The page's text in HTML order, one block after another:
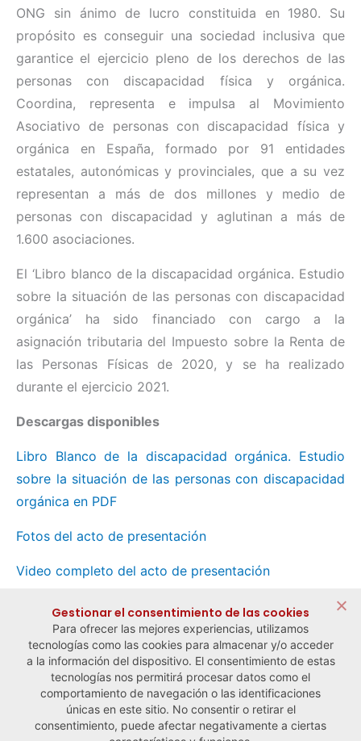
ONG sin ánimo de lucro constituida en 1980. Su
propósito es conseguir una sociedad inclusiva que
garantice el ejercicio pleno de los derechos de las
personas con discapacidad física y orgánica.
Coordina, representa e impulsa al Movimiento
Asociativo de personas con discapacidad física y
orgánica en España, formado por 91 entidades
estatales, autonómicas y provinciales, que a su vez
representan a más de dos millones y medio de
personas con discapacidad y aglutinan a más de
1.600 asociaciones.
El ‘Libro blanco de la discapacidad orgánica. Estudio
sobre la situación de las personas con discapacidad
orgánica’ ha sido financiado con cargo a la
asignación tributaria del Impuesto sobre la Renta de
las Personas Físicas de 2020, y se ha realizado
durante el ejercicio 2021.
Descargas disponibles
Libro Blanco de la discapacidad orgánica. Estudio
sobre la situación de las personas con discapacidad
orgánica en PDF
Fotos del acto de presentación
Video completo del acto de presentación
← Noticia anterior Noticia siguiente →
Gestionar el consentimiento de las cookies
Para ofrecer las mejores experiencias, utilizamos
tecnologías como las cookies para almacenar y/o acceder
a la información del dispositivo. El consentimiento de estas
tecnologías nos permitirá procesar datos como el
comportamiento de navegación o las identificaciones
únicas en este sitio. No consentir o retirar el
consentimiento, puede afectar negativamente a ciertas